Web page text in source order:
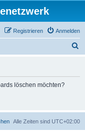
Anmelden
Registrieren
löschen möchten?
Alle Zeiten sind UTC+02:00